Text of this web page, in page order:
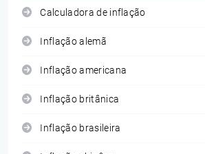
Calculadora de inflação
Inflação alemã
Inflação americana
Inflação britânica
Inflação brasileira